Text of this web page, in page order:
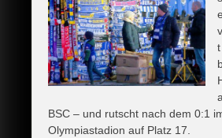
a
BSC – und rutscht nach dem 0:1
Olympiastadion auf Platz 17.